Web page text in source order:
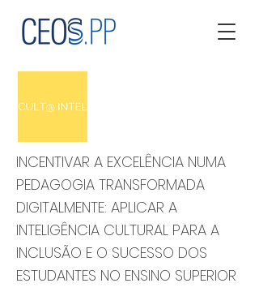
INCENTIVAR A EXCELÊNCIA NUMA
PEDAGOGIA TRANSFORMADA
DIGITALMENTE: APLICAR A
INTELIGÊNCIA CULTURAL PARA A
INCLUSÃO E O SUCESSO DOS
ESTUDANTES NO ENSINO SUPERIOR